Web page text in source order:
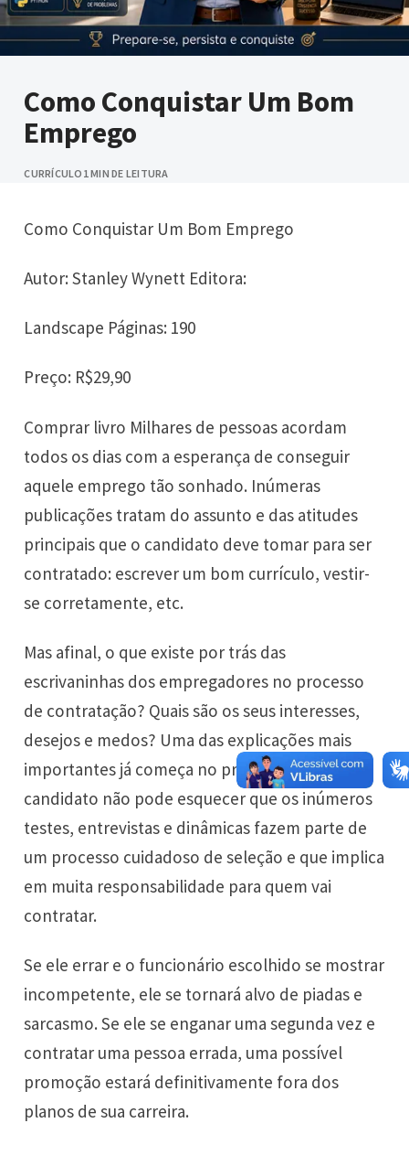
Como Conquistar Um Bom
Emprego
CURRÍCULO 1 MIN DE LEITURA
Como Conquistar Um Bom Emprego
Autor: Stanley Wynett Editora:
Landscape Páginas: 190
Preço: R$29,90
Comprar livro Milhares de pessoas acordam
todos os dias com a esperança de conseguir
aquele emprego tão sonhado. Inúmeras
publicações tratam do assunto e das atitudes
principais que o candidato deve tomar para ser
contratado: escrever um bom currículo, vestir-
se corretamente, etc.
Mas afinal, o que existe por trás das
escrivaninhas dos empregadores no processo
de contratação? Quais são os seus interesses,
desejos e medos? Uma das explicações mais
importantes já começa no primeiro capítulo: o
candidato não pode esquecer que os inúmeros
testes, entrevistas e dinâmicas fazem parte de
um processo cuidadoso de seleção e que implica
em muita responsabilidade para quem vai
contratar.
Se ele errar e o funcionário escolhido se mostrar
incompetente, ele se tornará alvo de piadas e
sarcasmo. Se ele se enganar uma segunda vez e
contratar uma pessoa errada, uma possível
promoção estará definitivamente fora dos
planos de sua carreira.